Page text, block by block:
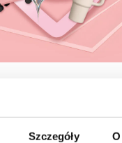
Szczegóły
na lato! ☀️
w Posnanii trwają